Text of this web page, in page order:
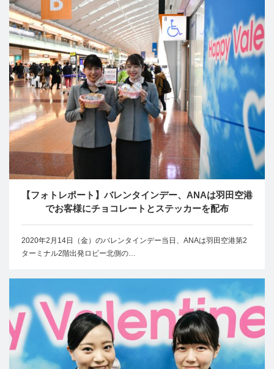
【フォトレポート】バレンタインデー、ANAは羽田空港
でお客様にチョコレートとステッカーを配布
2020年2月14日（金）のバレンタインデー当日、ANAは羽田空港第2
ターミナル2階出発ロビー北側の…